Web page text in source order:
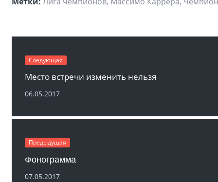
Следующая
Место встречи изменить нельзя
06.05.2017
Предыдущая
Фонограмма
07.05.2017